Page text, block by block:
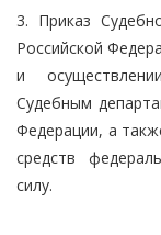
3. Приказ
Российской
и
Судебным
Федерации, а
средств
силу.